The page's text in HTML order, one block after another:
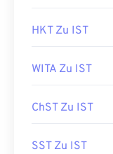
HKT Zu IST
WITA Zu IST
ChST Zu IST
SST Zu IST